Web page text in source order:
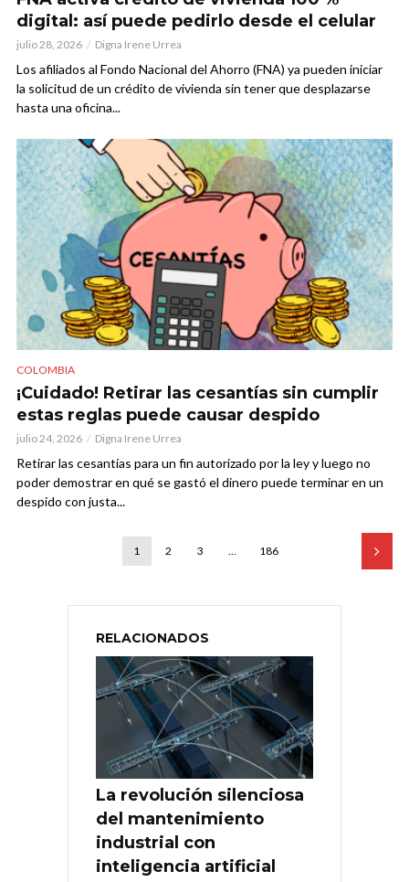
digital: así puede pedirlo desde el celular
julio 28, 2026 Digna Irene Urrea
Los afiliados al Fondo Nacional del Ahorro (FNA) ya pueden iniciar
la solicitud de un crédito de vivienda sin tener que desplazarse
hasta una oficina...
COLOMBIA
¡Cuidado! Retirar las cesantías sin cumplir
estas reglas puede causar despido
julio 24, 2026 Digna Irene Urrea
Retirar las cesantías para un fin autorizado por la ley y luego no
poder demostrar en qué se gastó el dinero puede terminar en un
despido con justa...
1 2 3 … 186
RELACIONADOS
La revolución silenciosa
del mantenimiento
industrial con
inteligencia artificial